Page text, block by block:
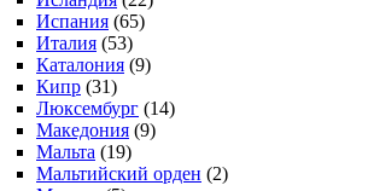
Испания (65)
Италия (53)
Каталония (9)
Кипр (31)
Люксембург (14)
Македония (9)
Мальта (19)
Мальтийский орден (2)